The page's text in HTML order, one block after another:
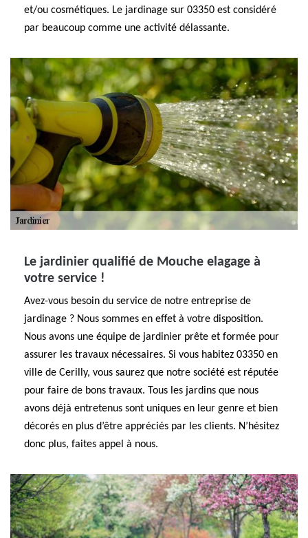
et/ou cosmétiques. Le jardinage sur 03350 est considéré
par beaucoup comme une activité délassante.
Le jardinier qualifié de Mouche elagage à
votre service !
Avez-vous besoin du service de notre entreprise de
jardinage ? Nous sommes en effet à votre disposition.
Nous avons une équipe de jardinier prête et formée pour
assurer les travaux nécessaires. Si vous habitez 03350 en
ville de Cerilly, vous saurez que notre société est réputée
pour faire de bons travaux. Tous les jardins que nous
avons déjà entretenus sont uniques en leur genre et bien
décorés en plus d’être appréciés par les clients. N’hésitez
donc plus, faites appel à nous.